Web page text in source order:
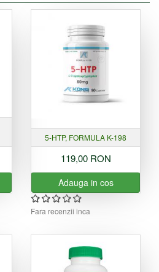
5-HTP, FORMULA K-198
119,00 RON
Adauga in cos
Fara recenzii inca